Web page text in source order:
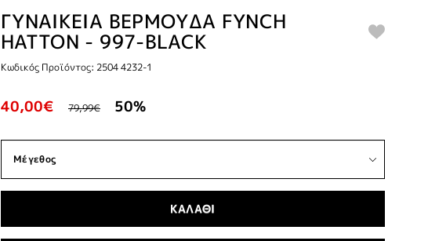
ΓΥΝΑΙΚΕΙΑ ΒΕΡΜΟΥΔΑ FYNCH
HATTON - 997-BLACK
Κωδικός Προϊόντος: 2504 4232-1
40,00€ 79,99€ 50%
ΚΑΛΑΘΙ